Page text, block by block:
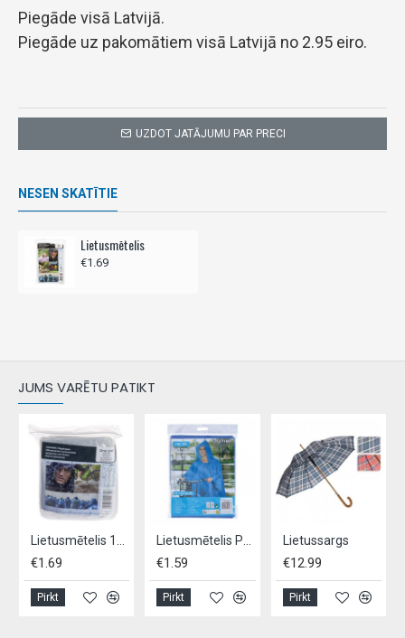
UZDOT JATĀJUMU PAR PRECI
Piegāde visā Latvijā.
Piegāde uz pakomātiem visā Latvijā no 2.95 eiro.
NESEN SKATĪTIE
Lietusmētelis
€1.69
JUMS VARĒTU PATIKT
€1.69
Pirkt
€1.59
Pirkt
Lietussargs
€12.99
Pirkt